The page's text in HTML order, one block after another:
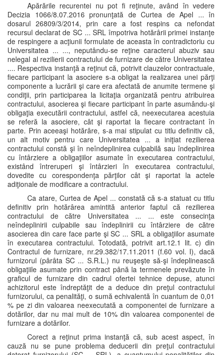
Apărările recurentei nu pot fi reţinute, având în vedere
Decizia 1066/8.07.2016 pronunţată de Curtea de Apel ... în
dosarul 26809/3/2014, prin care a fost respins ca nefondat
recursul declarat de SC ... SRL împotriva hotărârii primei instanţe
de respingere a acţiunii formulate de aceasta în contradictoriu cu
Universitatea ... ..., neputându-se reţine caracterul abuziv sau
nelegal al rezilierii contractului de furnizare de către Universitatea
.... Respectiva instanţă a reţinut că, potrivit clauzelor contractuale,
fiecare participant la asociere s-a obligat la realizarea unei părţi
componente a lucrării şi care era afectată de anumite termene şi
condiţii, prin participarea la licitaţia organizată pentru atribuirea
contractului, asocierea şi fiecare participant în parte asumându-şi
obligaţia executării contractului, astfel că, neexecutarea acestuia
se referă la asociere, cât şi raportat la fiecare contractant în
parte. Prin aceeaşi hotărâre, s-a mai stipulat cu titlu definitiv că,
un alt motiv pentru care Universitatea ... a iniţiat rezilierea
contractului constă şi în neîndeplinirea culpabilă sau îndeplinirea
cu întârziere a obligaţiilor asumate în executarea contractului,
existând întreruperi şi întârzieri în executarea contractului,
dovedite cu corespondenţa părţilor cât şi raportat la actele
adiţionale de modificare a contractului.
Ca atare, Curtea de Apel ... constată că s-a statuat cu titlu
definitiv prin hotărârea amintită anterior faptul că rezilierea
contractului de către Universitatea ... ... este consecinţa
neîndeplinirii culpabile sau îndeplinirii cu întârziere de către
asocierea din care face parte şi SC ... SRL a obligaţiilor asumate
în executarea contractului. Totodată, potrivit art.12.1 lit. c) din
Contractul de furnizare, nr.29.382/17.11.2011 (f.60 vol. I), dacă
furnizorul (pârâta SC ... S.R.L.) nu reuşeşte să-şi îndeplinească
obligaţiile asumate prin contract până la termenele prevăzute în
graficul de furnizare din cadrul ofertei tehnice depuse, atunci
achizitorul este îndreptăţit de a deduce din preţul contractului
furnizorului, ca penalităţi, o sumă echivalentă în cuantum de 0,01
% pe zi din valoarea neexecutată a componentei de furnizare a
dotărilor, dar nu mai mult de 10% din valoarea componentei de
furnizare a dotărilor.
Corect a reţinut prima instanţă că, sub acest aspect, în
cauză nu se pune problema deducerii din preţul contractului